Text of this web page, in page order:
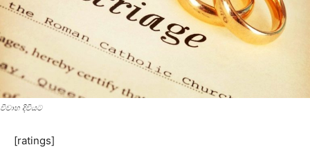
විවාහ දිවියට
[ratings]